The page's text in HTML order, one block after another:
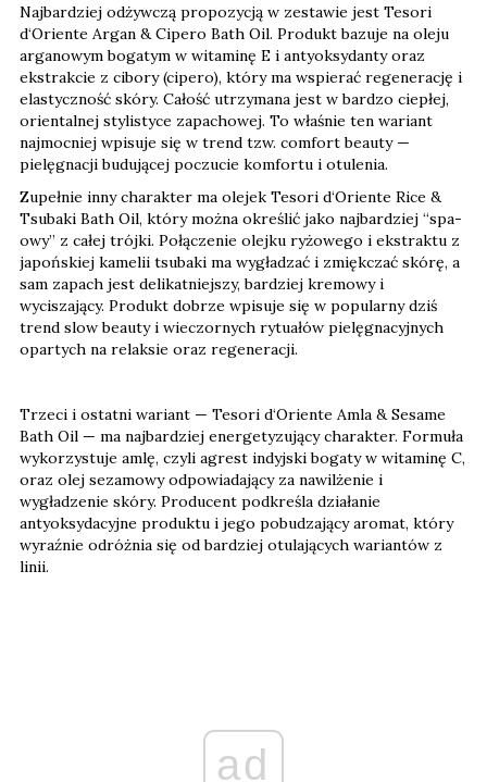
Najbardziej odżywczą propozycją w zestawie jest Tesori
d‘Oriente Argan & Cipero Bath Oil. Produkt bazuje na oleju
arganowym bogatym w witaminę E i antyoksydanty oraz
ekstrakcie z cibory (cipero), który ma wspierać regenerację i
elastyczność skóry. Całość utrzymana jest w bardzo ciepłej,
orientalnej stylistyce zapachowej. To właśnie ten wariant
najmocniej wpisuje się w trend tzw. comfort beauty —
pielęgnacji budującej poczucie komfortu i otulenia.
Zupełnie inny charakter ma olejek Tesori d‘Oriente Rice &
Tsubaki Bath Oil, który można określić jako najbardziej “spa-
owy” z całej trójki. Połączenie olejku ryżowego i ekstraktu z
japońskiej kamelii tsubaki ma wygładzać i zmiękczać skórę, a
sam zapach jest delikatniejszy, bardziej kremowy i
wyciszający. Produkt dobrze wpisuje się w popularny dziś
trend slow beauty i wieczornych rytuałów pielęgnacyjnych
opartych na relaksie oraz regeneracji.
Trzeci i ostatni wariant — Tesori d‘Oriente Amla & Sesame
Bath Oil — ma najbardziej energetyzujący charakter. Formuła
wykorzystuje amlę, czyli agrest indyjski bogaty w witaminę C,
oraz olej sezamowy odpowiadający za nawilżenie i
wygładzenie skóry. Producent podkreśla działanie
antyoksydacyjne produktu i jego pobudzający aromat, który
wyraźnie odróżnia się od bardziej otulających wariantów z
linii.
ad